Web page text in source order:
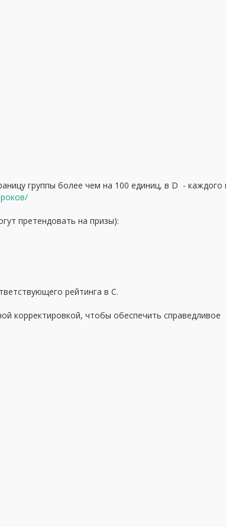
группы более чем на 100 единиц, в D - каждого
претендовать на призы):
рейтинга в С.
корректировкой, чтобы обеспечить справедливое